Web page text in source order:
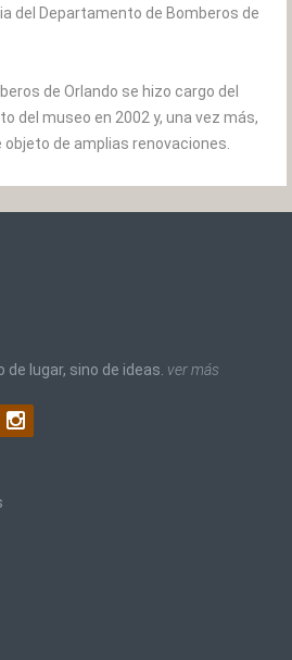
del Departamento de Bomberos de
de Orlando se hizo cargo del
del museo en 2002 y, una vez más,
de amplias renovaciones.
lugar, sino de ideas. ver más